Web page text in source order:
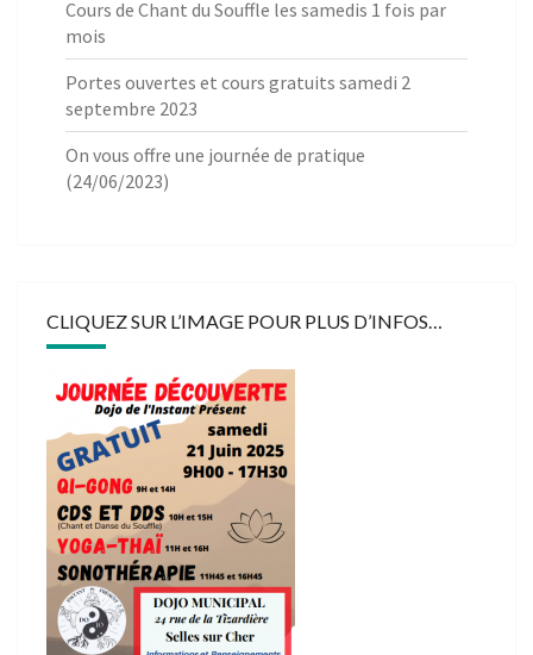
Cours de Chant du Souffle les samedis 1 fois par
mois
Portes ouvertes et cours gratuits samedi 2
septembre 2023
On vous offre une journée de pratique
(24/06/2023)
CLIQUEZ SUR L’IMAGE POUR PLUS D’INFOS…